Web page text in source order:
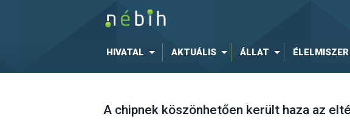
HIVATAL AKTUÁLIS ÁLLAT ÉLELMISZER
A chipnek köszönhetően került haza az